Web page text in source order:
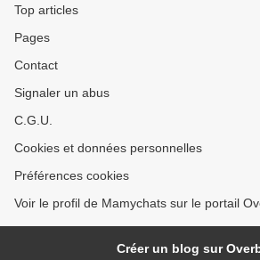
Top articles
Pages
Contact
Signaler un abus
C.G.U.
Cookies et données personnelles
Préférences cookies
Voir le profil de Mamychats sur le portail
Créer un blog sur